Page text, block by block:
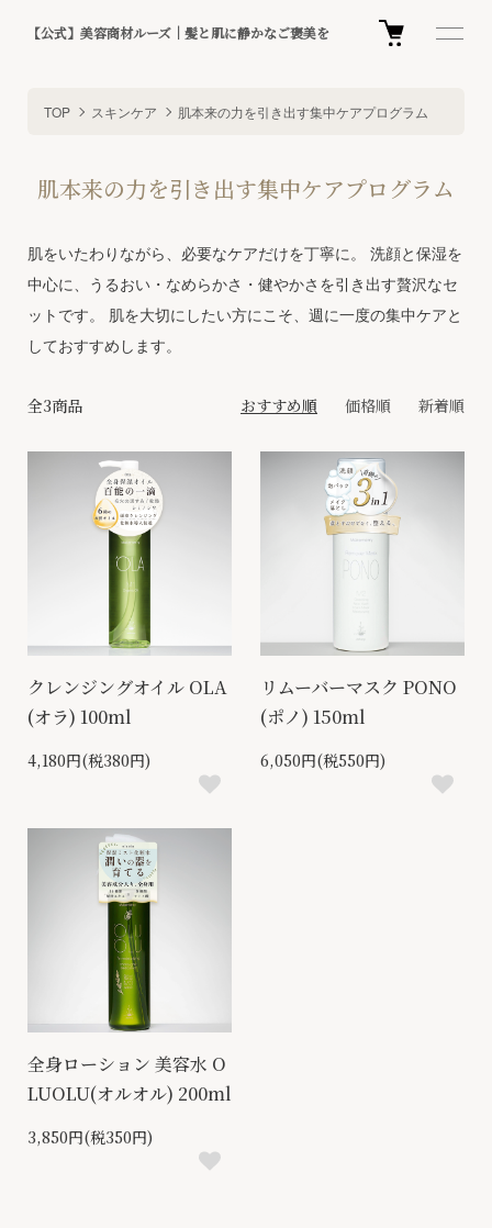
【公式】美容商材ルーズ｜髪と肌に静かなご褒美を
TOP スキンケア 肌本来の力を引き出す集中ケアプログラム
肌本来の力を引き出す集中ケアプログラム
肌をいたわりながら、必要なケアだけを丁寧に。 洗顔と保湿を
中心に、うるおい・なめらかさ・健やかさを引き出す贅沢なセ
ットです。 肌を大切にしたい方にこそ、週に一度の集中ケアと
しておすすめします。
全3商品 おすすめ順 価格順 新着順
クレンジングオイル OLA
(オラ) 100ml
4,180円(税380円)
リムーバーマスク PONO
(ポノ) 150ml
6,050円(税550円)
全身ローション 美容水 O
LUOLU(オルオル) 200ml
3,850円(税350円)